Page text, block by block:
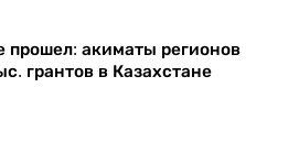
прошел: акиматы регионов
грантов в Казахстане